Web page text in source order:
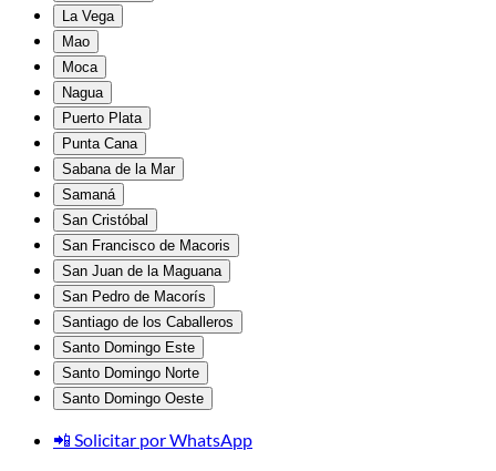
La Vega
Mao
Moca
Nagua
Puerto Plata
Punta Cana
Sabana de la Mar
Samaná
San Cristóbal
San Francisco de Macoris
San Juan de la Maguana
San Pedro de Macorís
Santiago de los Caballeros
Santo Domingo Este
Santo Domingo Norte
Santo Domingo Oeste
📲 Solicitar por WhatsApp